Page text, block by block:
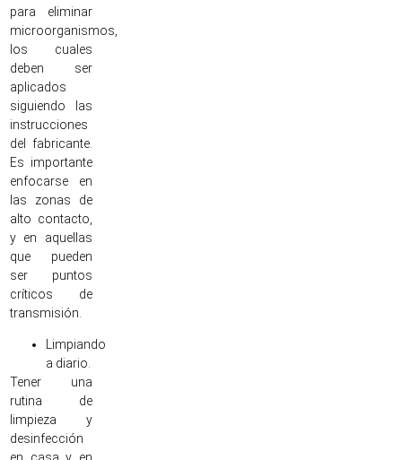
para eliminar
microorganismos,
los cuales
deben ser
aplicados
siguiendo las
instrucciones
del fabricante.
Es importante
enfocarse en
las zonas de
alto contacto,
y en aquellas
que pueden
ser puntos
críticos de
transmisión.
Limpiando
a diario.
Tener una
rutina de
limpieza y
desinfección